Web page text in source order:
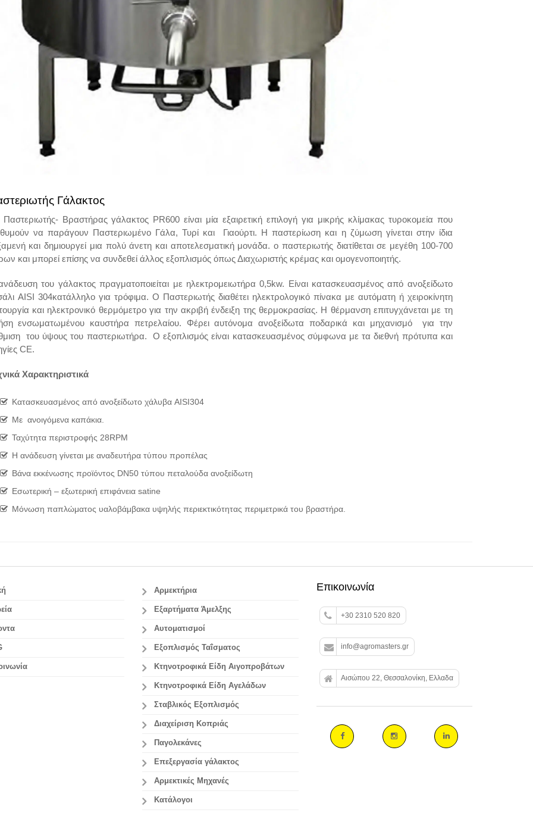
Γάλακτος
Βραστήρας γάλακτος PR600 είναι μία εξαιρετική επιλογή για μικρής κλίμακας τυροκομεία που
να παράγουν Παστεριωμένο Γάλα, Τυρί και Γιαούρτι. Η παστερίωση και η ζύμωση γίνεται στην ίδια
και δημιουργεί μια πολύ άνετη και αποτελεσματική μονάδα. ο παστεριωτής διατίθεται σε μεγέθη 100-700
και μπορεί επίσης να συνδεθεί άλλος εξοπλισμός όπως Διαχωριστής κρέμας και ομογενοποιητής.
του γάλακτος πραγματοποιείται με ηλεκτρομειωτήρα 0,5kw. Είναι κατασκευασμένος από ανοξείδωτο
AISI 304κατάλληλο για τρόφιμα. Ο Παστεριωτής διαθέτει ηλεκτρολογικό πίνακα με αυτόματη ή χειροκίνητη
και ηλεκτρονικό θερμόμετρο για την ακριβή ένδειξη της θερμοκρασίας. Η θέρμανση επιτυγχάνεται με τη
ενσωματωμένου καυστήρα πετρελαίου. Φέρει αυτόνομα ανοξείδωτα ποδαρικά και μηχανισμό για την
του ύψους του παστεριωτήρα. Ο εξοπλισμός είναι κατασκευασμένος σύμφωνα με τα διεθνή πρότυπα και
CE.
Χαρακτηριστικά
Κατασκευασμένος από ανoξείδωτο χάλυβα AISI304
Με ανοιγόμενα καπάκια.
Ταχύτητα περιστροφής 28RPM
H ανάδευση γίνεται με αναδευτήρα τύπου προπέλας
Βάνα εκκένωσης προϊόντος DN50 τύπου πεταλούδα ανοξείδωτη
Εσωτερική – εξωτερική επιφάνεια satine
Μόνωση παπλώματος υαλοβάμβακα υψηλής περιεκτικότητας περιμετρικά του βραστήρα.
Αρμεκτήρια
Εξαρτήματα Άμελξης
Αυτοματισμοί
Εξοπλισμός Ταΐσματος
Κτηνοτροφικά Είδη Αιγοπροβάτων
Κτηνοτροφικά Είδη Αγελάδων
Σταβλικός Εξοπλισμός
Διαχείριση Κοπριάς
Παγολεκάνες
Επεξεργασία γάλακτος
Aρμεκτικές Μηχανές
Κατάλογοι
Επικοινωνία
+30 2310 520 820
info@agromasters.gr
Αισώπου 22, Θεσσαλονίκη, Ελλαδα